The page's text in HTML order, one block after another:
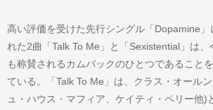
高い評価を受けた先行シングル「Dopamine」
れた2曲「Talk To Me」と「Sexistential」は
も称賛されるカムバックのひとつであること
ている。「Talk To Me」は、クラス・オール
ュ・ハウス・マフィア、ケイティ・ペリー他)